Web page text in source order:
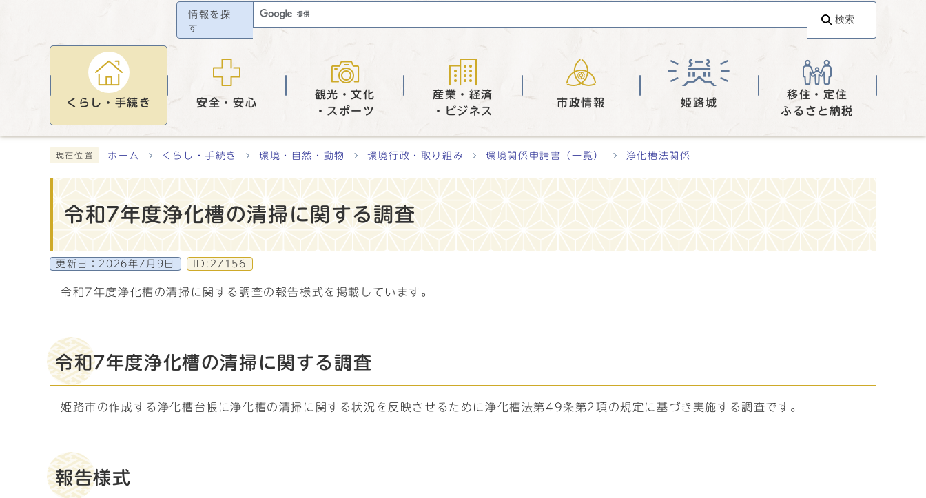
情報を探
す
検索
くらし・手続き 安全・安心
観光・文化
・スポーツ
産業・経済
・ビジネス
市政情報 姫路城
移住・定住
ふるさと納税
現在位置 ホーム くらし・手続き 環境・自然・動物 環境行政・取り組み 環境関係申請書（一覧） 浄化槽法関係
令和7年度浄化槽の清掃に関する調査
更新日： 2026年7月9日 ID:27156
令和7年度浄化槽の清掃に関する調査の報告様式を掲載しています。
令和7年度浄化槽の清掃に関する調査
姫路市の作成する浄化槽台帳に浄化槽の清掃に関する状況を反映させるために浄化槽法第49条第2項の規定に基づき実施する調査です。
報告様式